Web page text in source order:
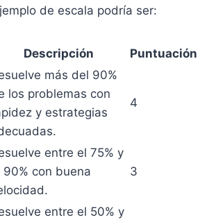
de escala podría ser:
Descripción Puntuación
más del 90%
los problemas con
y estrategias
4
entre el 75% y
90% con buena
3
entre el 50% y